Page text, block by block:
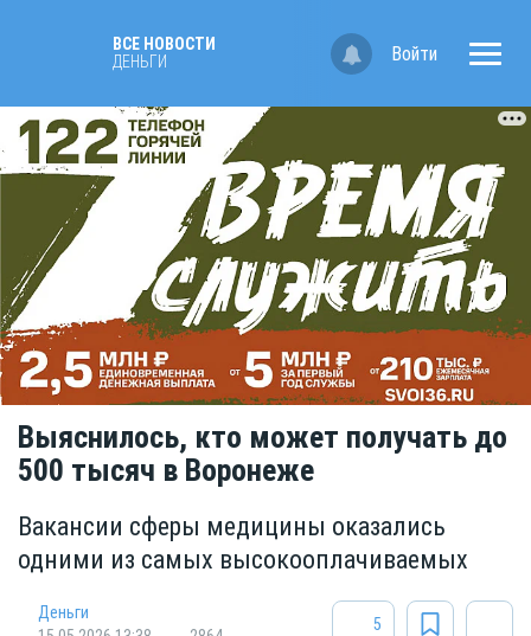
ВСЕ НОВОСТИ
ДЕНЬГИ
Войти
Выяснилось, кто может получать до
500 тысяч в Воронеже
Вакансии сферы медицины оказались
одними из самых высокооплачиваемых
Деньги
5